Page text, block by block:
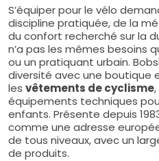
S’équiper pour le vélo
discipline pratiquée, de la
du confort recherché sur la
n’a pas les mêmes besoins
ou un pratiquant urbain.
diversité avec une boutique
les vêtements de cyclisme
équipements techniques
enfants. Présente depuis
comme une adresse
de tous niveaux, avec un
de produits.